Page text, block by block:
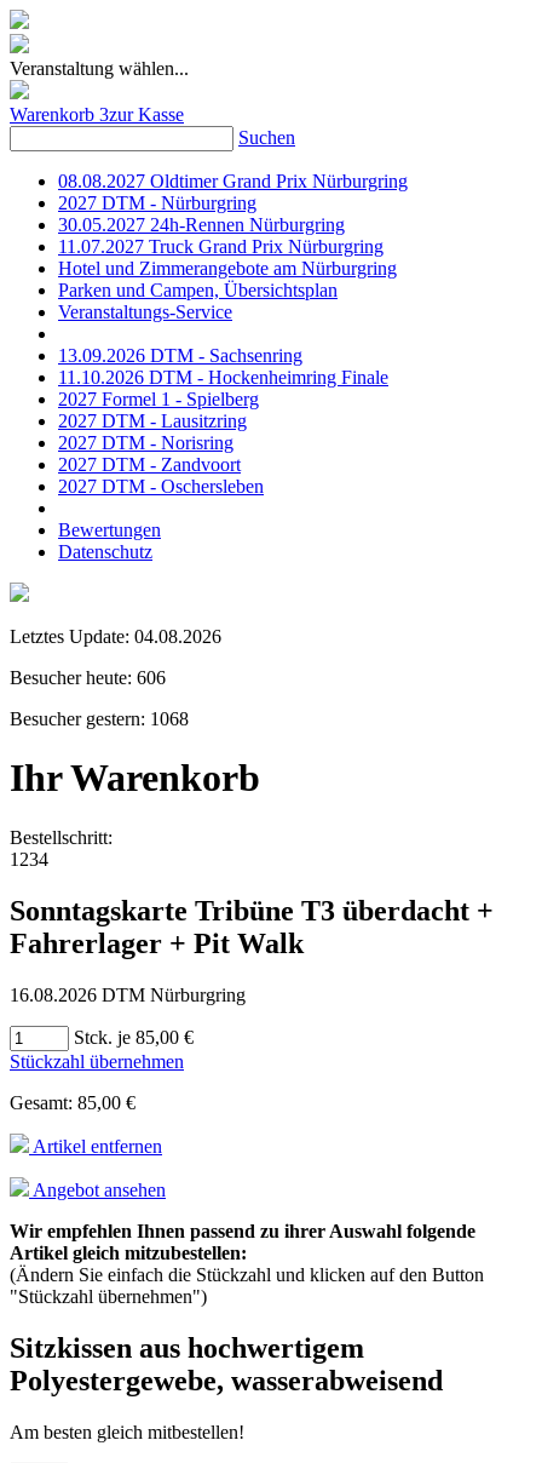
Veranstaltung wählen...
Warenkorb 3zur Kasse
Suchen
08.08.2027 Oldtimer Grand Prix Nürburgring
2027 DTM - Nürburgring
30.05.2027 24h-Rennen Nürburgring
11.07.2027 Truck Grand Prix Nürburgring
Hotel und Zimmerangebote am Nürburgring
Parken und Campen, Übersichtsplan
Veranstaltungs-Service
13.09.2026 DTM - Sachsenring
11.10.2026 DTM - Hockenheimring Finale
2027 Formel 1 - Spielberg
2027 DTM - Lausitzring
2027 DTM - Norisring
2027 DTM - Zandvoort
2027 DTM - Oschersleben
Bewertungen
Datenschutz
Letztes Update: 04.08.2026
Besucher heute: 606
Besucher gestern: 1068
Ihr Warenkorb
Bestellschritt:
1 234
Sonntagskarte Tribüne T3 überdacht +
Fahrerlager + Pit Walk
16.08.2026 DTM Nürburgring
Stck. je 85,00 €
Stückzahl übernehmen
Gesamt: 85,00 €
Artikel entfernen
Angebot ansehen
Wir empfehlen Ihnen passend zu ihrer Auswahl folgende
Artikel gleich mitzubestellen:
(Ändern Sie einfach die Stückzahl und klicken auf den Button
"Stückzahl übernehmen")
Sitzkissen aus hochwertigem
Polyestergewebe, wasserabweisend
Am besten gleich mitbestellen!